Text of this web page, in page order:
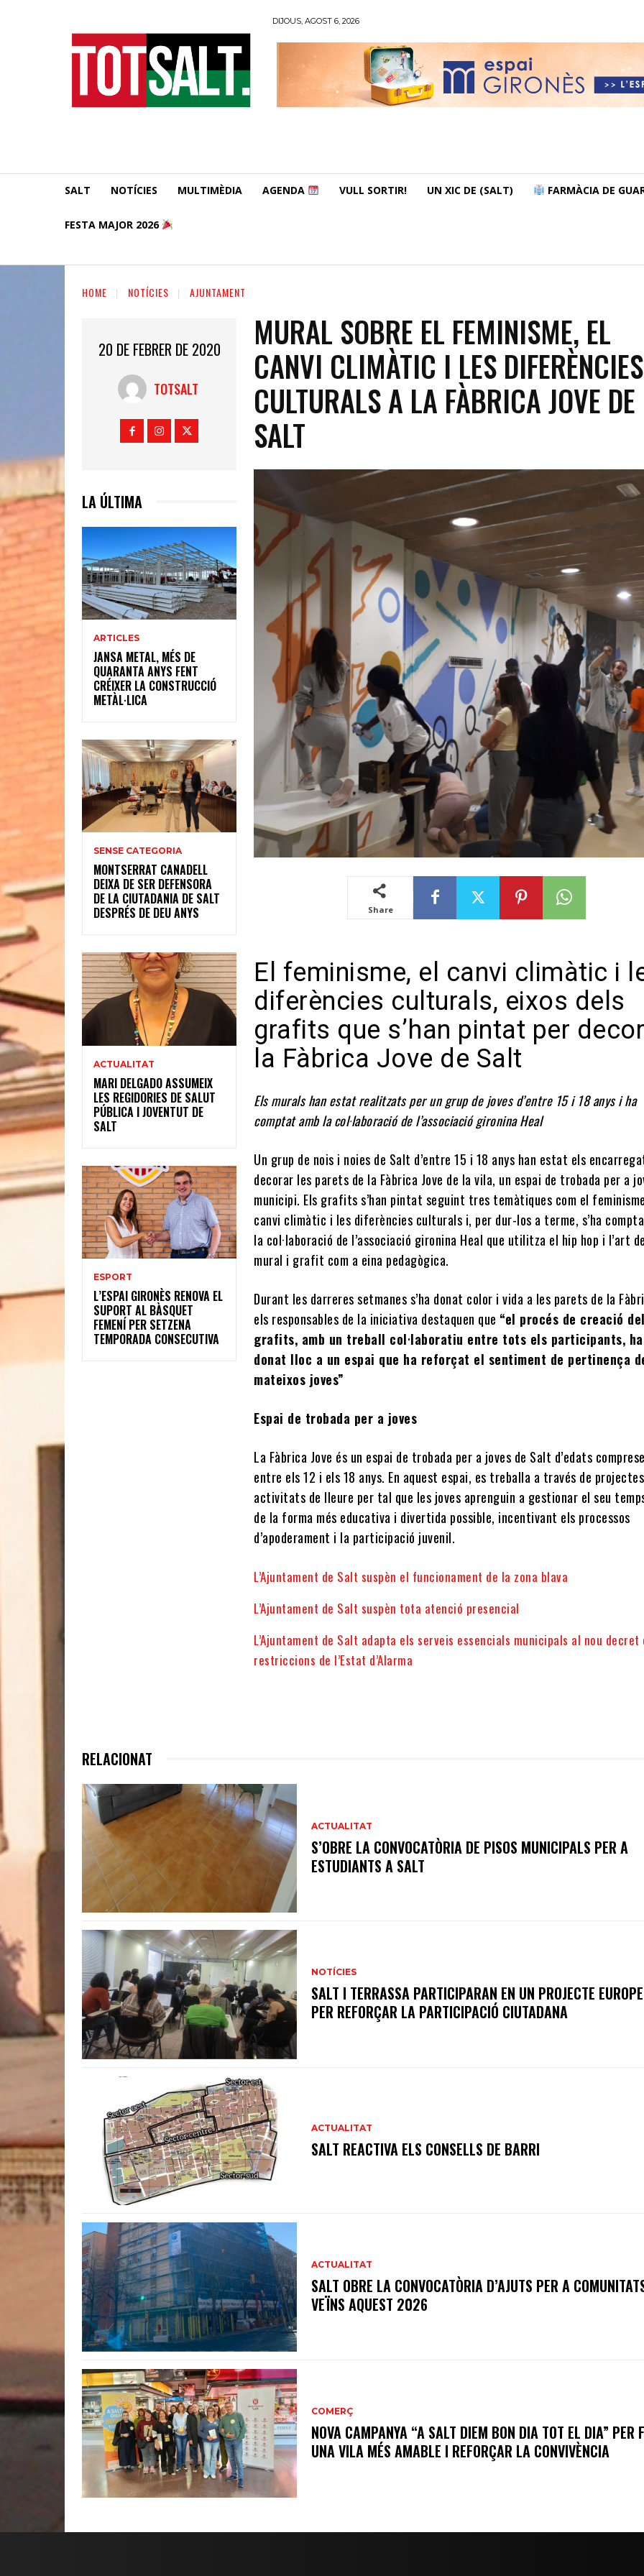
DIJOUS, AGOST 6, 2026
SALT NOTÍCIES MULTIMÈDIA AGENDA VULL SORTIR! UN XIC DE (SALT) FARMÀCIA DE
FESTA MAJOR 2026
HOME NOTÍCIES AJUNTAMENT
20 DE FEBRER DE 2020
TOTSALT
LA ÚLTIMA
ARTICLES
JANSA METAL, MÉS DE
QUARANTA ANYS FENT
CRÉIXER LA CONSTRUCCIÓ
METÀL·LICA
SENSE CATEGORIA
MONTSERRAT CANADELL
DEIXA DE SER DEFENSORA
DE LA CIUTADANIA DE SALT
DESPRÉS DE DEU ANYS
ACTUALITAT
MARI DELGADO ASSUMEIX
LES REGIDORIES DE SALUT
PÚBLICA I JOVENTUT DE
SALT
ESPORT
L’ESPAI GIRONÈS RENOVA EL
SUPORT AL BÀSQUET
FEMENÍ PER SETZENA
TEMPORADA CONSECUTIVA
MURAL SOBRE EL FEMINISME, EL
CANVI CLIMÀTIC I LES DIFERÈNCIES
CULTURALS A LA FÀBRICA JOVE DE
SALT
Share
El feminisme, el canvi climàtic i
diferències culturals, eixos dels
grafits que s’han pintat per
la Fàbrica Jove de Salt
Els murals han estat realitzats per un grup de joves d’entre 15 i 18 anys i ha
comptat amb la col·laboració de l’associació gironina Heal
Un grup de nois i noies de Salt d’entre 15 i 18 anys han estat els
decorar les parets de la Fàbrica Jove de la vila, un espai de trobada per a
municipi. Els grafits s’han pintat seguint tres temàtiques com el
canvi climàtic i les diferències culturals i, per dur-los a terme, s’ha
la col·laboració de l’associació gironina Heal que utilitza el hip hop i l’art
mural i grafit com a eina pedagògica.
Durant les darreres setmanes s’ha donat color i vida a les parets de la
els responsables de la iniciativa destaquen que “el procés de creació
grafits, amb un treball col·laboratiu entre tots els participants, ha
donat lloc a un espai que ha reforçat el sentiment de pertinença
mateixos joves”
Espai de trobada per a joves
La Fàbrica Jove és un espai de trobada per a joves de Salt d’edats
entre els 12 i els 18 anys. En aquest espai, es treballa a través de
activitats de lleure per tal que les joves aprenguin a gestionar el seu
de la forma més educativa i divertida possible, incentivant els processos
d’apoderament i la participació juvenil.
L’Ajuntament de Salt suspèn el funcionament de la zona blava
L’Ajuntament de Salt suspèn tota atenció presencial
L’Ajuntament de Salt adapta els serveis essencials municipals al nou decret
restriccions de l’Estat d’Alarma
RELACIONAT
ACTUALITAT
S’OBRE LA CONVOCATÒRIA DE PISOS MUNICIPALS PER A
ESTUDIANTS A SALT
NOTÍCIES
SALT I TERRASSA PARTICIPARAN EN UN PROJECTE
PER REFORÇAR LA PARTICIPACIÓ CIUTADANA
ACTUALITAT
SALT REACTIVA ELS CONSELLS DE BARRI
ACTUALITAT
SALT OBRE LA CONVOCATÒRIA D’AJUTS PER A
VEÏNS AQUEST 2026
COMERÇ
NOVA CAMPANYA “A SALT DIEM BON DIA TOT EL DIA” PER
UNA VILA MÉS AMABLE I REFORÇAR LA CONVIVÈNCIA